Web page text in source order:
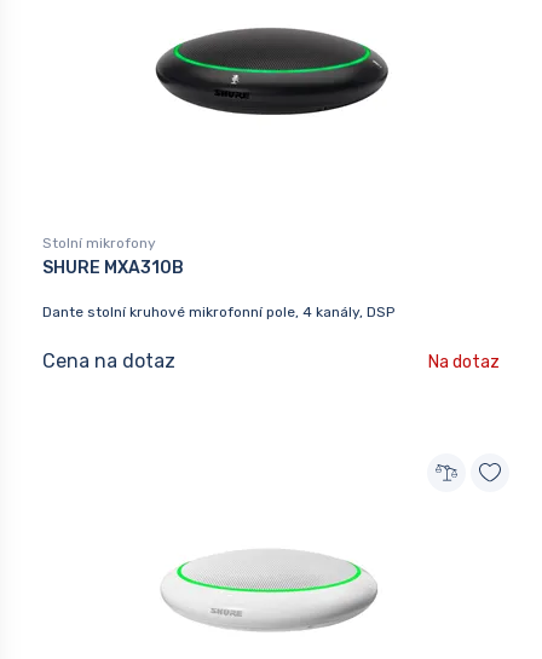
Stolní mikrofony
SHURE MXA310B
Dante stolní kruhové mikrofonní pole, 4 kanály, DSP
Cena na dotaz Na dotaz